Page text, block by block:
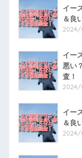
イー
＆良
イー
悪い
査！
イー
＆良